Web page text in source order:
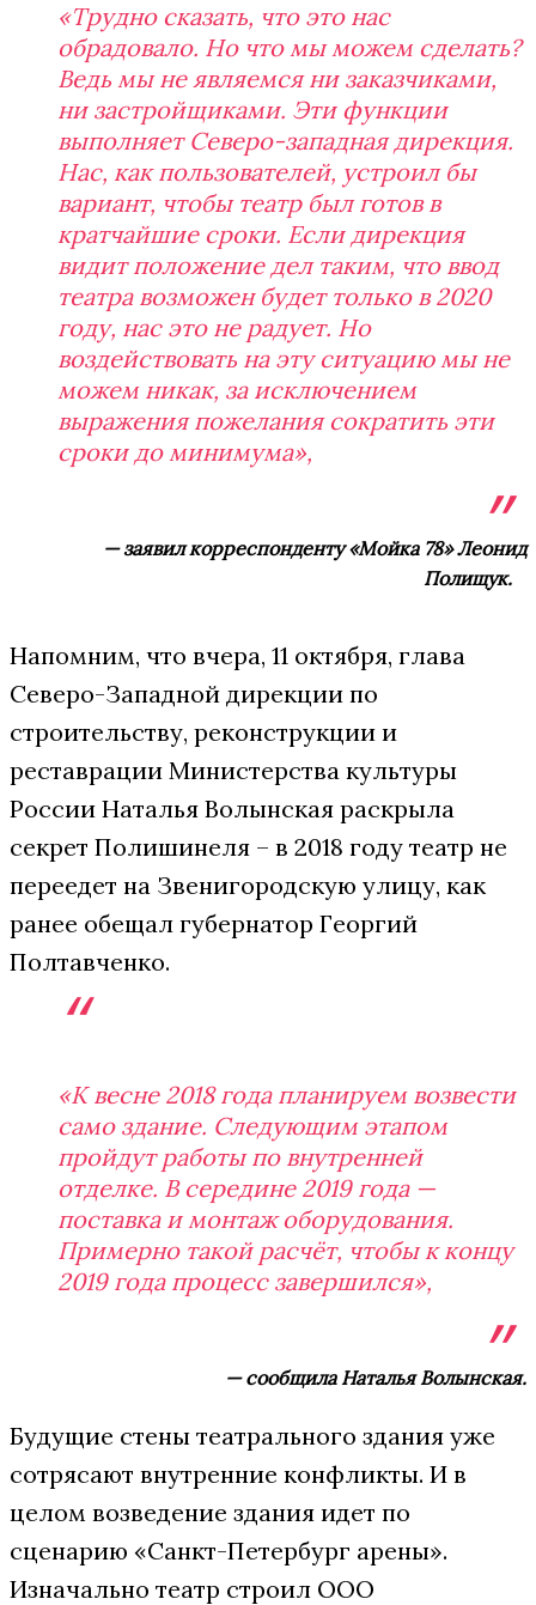
«Трудно сказать, что это нас
обрадовало. Но что мы можем сделать?
Ведь мы не являемся ни заказчиками,
ни застройщиками. Эти функции
выполняет Северо-западная дирекция.
Нас, как пользователей, устроил бы
вариант, чтобы театр был готов в
кратчайшие сроки. Если дирекция
видит положение дел таким, что ввод
театра возможен будет только в 2020
году, нас это не радует. Но
воздействовать на эту ситуацию мы не
можем никак, за исключением
выражения пожелания сократить эти
сроки до минимума»,
— заявил корреспонденту «Мойка 78» Леонид
Полищук.
Напомним, что вчера, 11 октября, глава
Северо-Западной дирекции по
строительству, реконструкции и
реставрации Министерства культуры
России Наталья Волынская раскрыла
секрет Полишинеля – в 2018 году театр не
переедет на Звенигородскую улицу, как
ранее обещал губернатор Георгий
Полтавченко.
«К весне 2018 года планируем возвести
само здание. Следующим этапом
пройдут работы по внутренней
отделке. В середине 2019 года —
поставка и монтаж оборудования.
Примерно такой расчёт, чтобы к концу
2019 года процесс завершился»,
— сообщила Наталья Волынская.
Будущие стены театрального здания уже
сотрясают внутренние конфликты. И в
целом возведение здания идет по
сценарию «Санкт-Петербург арены».
Изначально театр строил ООО